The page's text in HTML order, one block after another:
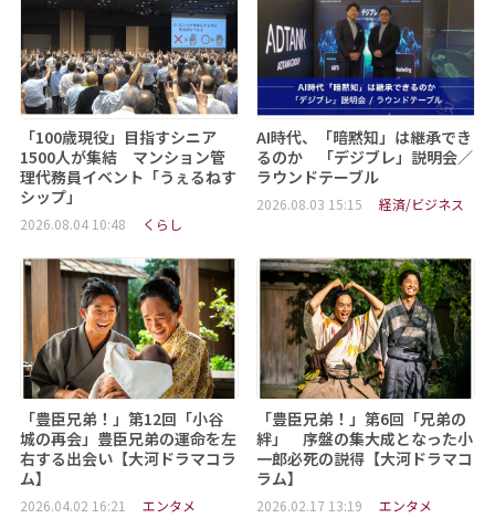
「100歳現役」目指すシニア
1500人が集結 マンション管
理代務員イベント「うぇるねす
シップ」
2026.08.04 10:48 くらし
AI時代、「暗黙知」は継承でき
るのか 「デジブレ」説明会／
ラウンドテーブル
2026.08.03 15:15 経済/ビジネス
「豊臣兄弟！」第12回「小谷
城の再会」豊臣兄弟の運命を左
右する出会い【大河ドラマコラ
ム】
2026.04.02 16:21 エンタメ
「豊臣兄弟！」第6回「兄弟の
絆」 序盤の集大成となった小
一郎必死の説得【大河ドラマコ
ラム】
2026.02.17 13:19 エンタメ